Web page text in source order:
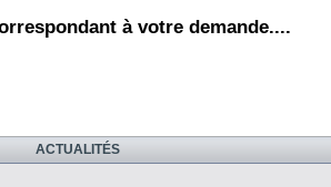
à votre demande....
ACTUALITÉS